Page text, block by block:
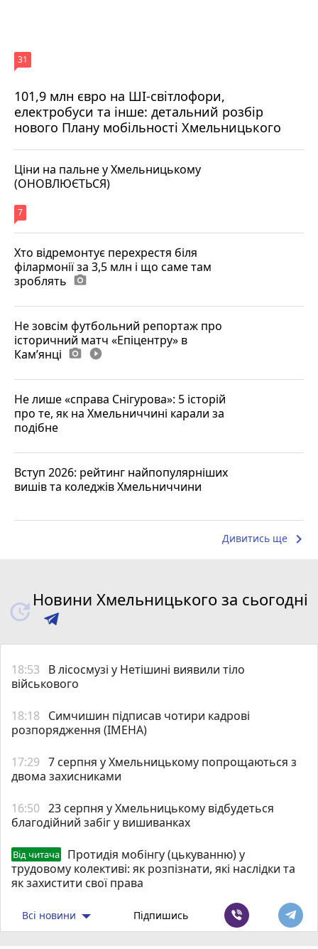
101,9 млн євро на ШІ-світлофори,
електробуси та інше: детальний розбір
нового Плану мобільності Хмельницького
31
Ціни на пальне у Хмельницькому
(ОНОВЛЮЄТЬСЯ)
7
Хто відремонтує перехрестя біля
філармонії за 3,5 млн і що саме там
зроблять photo_camera
Не зовсім футбольний репортаж про
історичний матч «Епіцентру» в
Камʼянці photo_camera play_circle_filled
Не лише «справа Снігурова»: 5 історій
про те, як на Хмельниччині карали за
подібне
Вступ 2026: рейтинг найпопулярніших
вишів та коледжів Хмельниччини
Дивитись ще keyboard_arrow_right
Новини Хмельницького за сьогодні
18:53
В лісосмузі у Нетішині виявили тіло
військового
18:18
Симчишин підписав чотири кадрові
розпорядження (ІМЕНА)
17:29 7 серпня у Хмельницькому попрощаються з
двома захисниками
16:50 23 серпня у Хмельницькому відбудеться
благодійний забіг у вишиванках
Від читача
Протидія мобінгу (цькуванню) у
трудовому колективі: як розпізнати, які наслідки та
як захистити свої права
Всі новини Підпишись